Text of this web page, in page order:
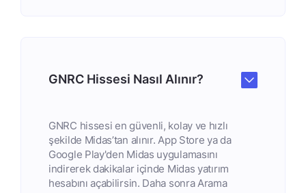
GNRC Hissesi Nasıl Alınır?
GNRC hissesi en güvenli, kolay ve hızlı
şekilde Midas’tan alınır. App Store ya da
Google Play'den Midas uygulamasını
indirerek dakikalar içinde Midas yatırım
hesabını açabilirsin. Daha sonra Arama